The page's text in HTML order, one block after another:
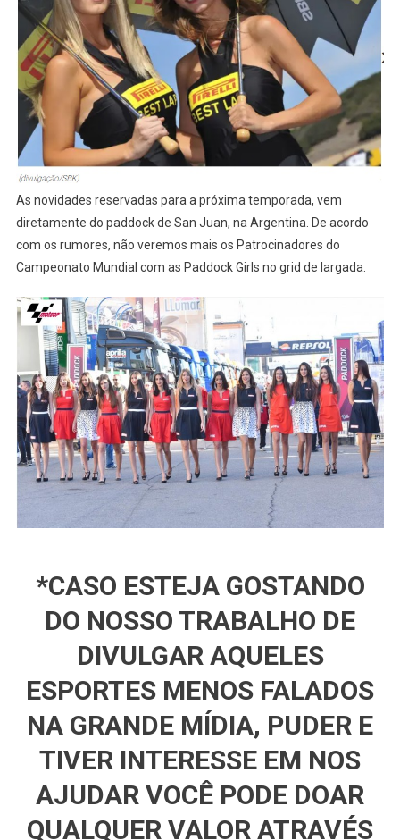
As novidades reservadas para a próxima temporada, vem
diretamente do paddock de San Juan, na Argentina. De acordo
com os rumores, não veremos mais os Patrocinadores do
Campeonato Mundial com as Paddock Girls no grid de largada.
*CASO ESTEJA GOSTANDO
DO NOSSO TRABALHO DE
DIVULGAR AQUELES
ESPORTES MENOS FALADOS
NA GRANDE MÍDIA, PUDER E
TIVER INTERESSE EM NOS
AJUDAR VOCÊ PODE DOAR
QUALQUER VALOR ATRAVÉS